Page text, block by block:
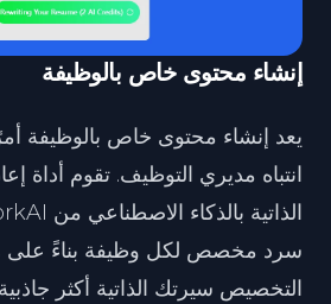
إنشاء محتوى خاص بالوظيفة
يعد إنشاء محتوى خاص بالوظيفة
انتباه مديري التوظيف. تقوم أداة
سرد مخصص لكل وظيفة بناءً على
التخصيص سيرتك الذاتية أكثر